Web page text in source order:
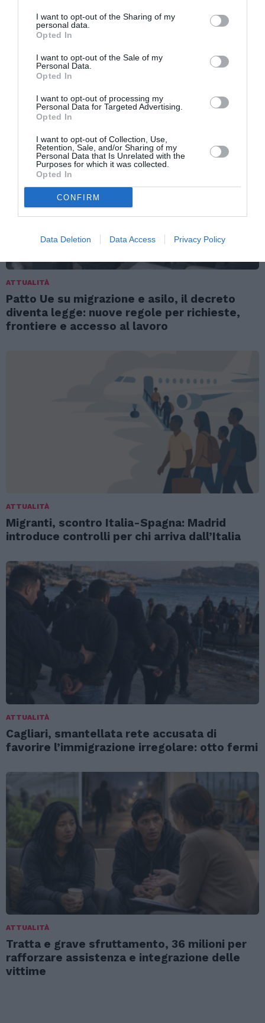
I want to opt-out of the Sharing of my
personal data.
Opted In
I want to opt-out of the Sale of my
Personal Data.
Opted In
I want to opt-out of processing my
Personal Data for Targeted Advertising.
Opted In
I want to opt-out of Collection, Use,
Retention, Sale, and/or Sharing of my
Personal Data that Is Unrelated with the
Purposes for which it was collected.
Opted In
CONFIRM
Data Deletion Data Access Privacy Policy
PER DONNE IMMIGRATE
Articolo seguente
TI POTREBBERO INTERESSARE
ANCHE:
ATTUALITÀ
Patto Ue su migrazione e asilo, il decreto
diventa legge: nuove regole per richieste,
frontiere e accesso al lavoro
ATTUALITÀ
Migranti, scontro Italia-Spagna: Madrid
introduce controlli per chi arriva dall’Italia
ATTUALITÀ
Cagliari, smantellata rete accusata di
favorire l’immigrazione irregolare: otto fermi
ATTUALITÀ
Tratta e grave sfruttamento, 36 milioni per
rafforzare assistenza e integrazione delle
vittime